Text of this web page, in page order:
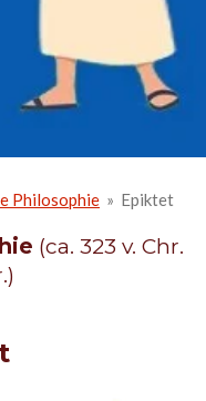
Philosophie » Epiktet
(ca. 323 v. Chr.